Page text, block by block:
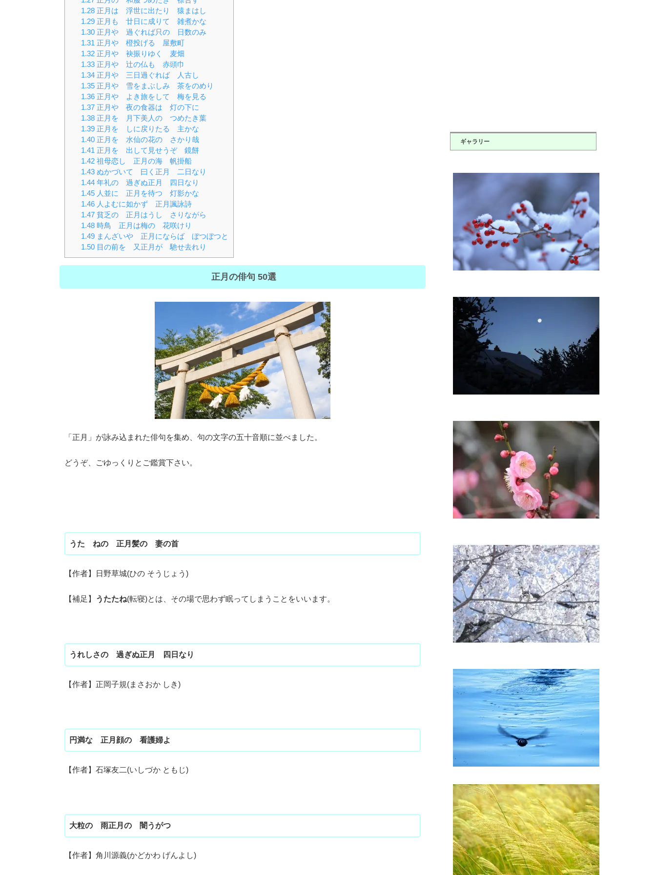
1.28正月は 浮世に出たり 猿まはし
1.29正月も 廿日に成りて 雑煮かな
1.30正月や 過ぐれば只の 日数のみ
1.31 正月や 橙投げる 屋敷町
1.32正月や 袂振りゆく 麦畑
1.33正月や 辻の仏も 赤頭巾
1.34正月や 三日過ぐれば 人古し
1.35正月や 雪をまぶしみ 茶をのめり
1.36正月や よき旅をして 梅を見る
1.37正月や 夜の食器は 灯の下に
1.38正月を 月下美人の つめたき葉
1.39正月を しに戻りたる 主かな
1.40正月を 水仙の花の さかり哉
1.41 正月を 出して見せうぞ 鏡餅
1.42祖母恋し 正月の海 帆掛船
1.43ぬかづいて 曰く正月 二日なり
1.44年礼の 過ぎぬ正月 四日なり
1.45人並に 正月を待つ 灯影かな
1.46人よむに如かず 正月諷詠詩
1.47貧乏の 正月はうし さりながら
1.48時鳥 正月は梅の 花咲けり
1.49まんざいや 正月にならば ぼつぼつと
1.50目の前を 又正月が 馳せ去れり
正月の俳句 50選
「正月」が詠み込まれた俳句を集め、句の文字の五十音順に並べました。
どうぞ、ごゆっくりとご鑑賞下さい。
うたゝねの 正月髪の 妻の首
【作者】日野草城(ひの そうじょう)
【補足】 うたたね(転寝)とは、その場で思わず眠ってしまうことをいいます。
うれしさの 過ぎぬ正月 四日なり
【作者】正岡子規(まさおか しき)
円満な 正月顔の 看護婦よ
【作者】石塚友二(いしづか ともじ)
大粒の 雨正月の 闇うがつ
【作者】角川源義(かどかわ げんよし)
ギャラリー